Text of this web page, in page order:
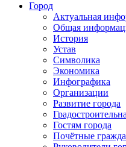
Город
Актуальная
Общая
История
Устав
Символика
Экономика
Инфографика
Организации
Развитие города
Гостям города
Почётные